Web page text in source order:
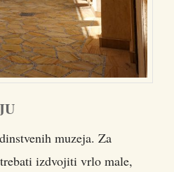
muzeja. Za
izdvojiti vrlo male,